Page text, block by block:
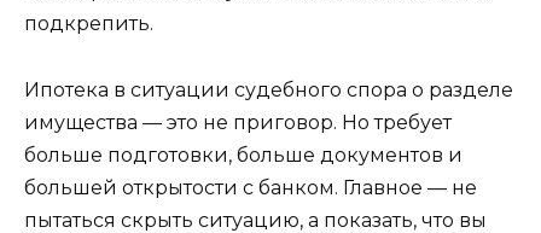
подкрепить.
Ипотека в ситуации судебного спора о разделе
имущества — это не приговор. Но требует
больше подготовки, больше документов и
большей открытости с банком. Главное — не
пытаться скрыть ситуацию, а показать, что вы